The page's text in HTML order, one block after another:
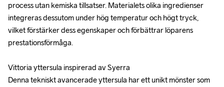
process utan kemiska tillsatser. Materialets olika ingredienser
integreras dessutom under hög temperatur och högt tryck,
vilket förstärker dess egenskaper och förbättrar löparens
prestationsförmåga.
Vittoria yttersula inspirerad av Syerra
Denna tekniskt avancerade yttersula har ett unikt mönster som
process utan kemiska tillsatser. Materialets olika ingredienser
integreras dessutom under hög temperatur och högt tryck,
vilket förstärker dess egenskaper och förbättrar löparens
prestationsförmåga.
Vittoria yttersula inspirerad av Syerra
Denna tekniskt avancerade yttersula har ett unikt mönster som